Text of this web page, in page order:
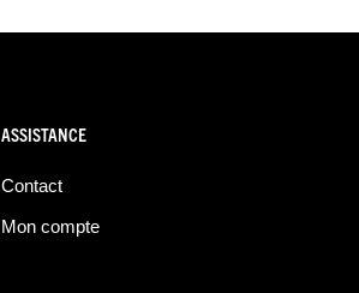
ASSISTANCE
Contact
Mon compte